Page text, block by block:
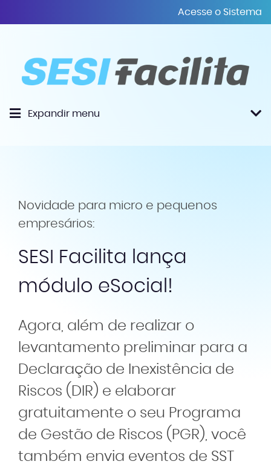
Acesse o Sistema
Expandir menu
Novidade para micro e pequenos
empresários:
SESI Facilita lança
módulo eSocial!
Agora, além de realizar o
levantamento preliminar para a
Declaração de Inexistência de
Riscos (DIR) e elaborar
gratuitamente o seu Programa
de Gestão de Riscos (PGR), você
também envia eventos de SST